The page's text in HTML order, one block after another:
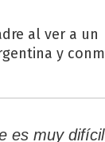
al ver a un
y
es muy